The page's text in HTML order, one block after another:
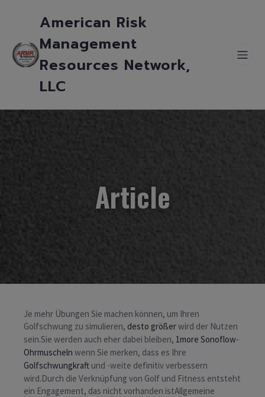
American Risk
Management
Resources Network,
LLC
Article
Je mehr Übungen Sie machen können, um Ihren
Golfschwung zu simulieren, desto größerwird der Nutzen
sein.Sie werden auch eher dabei bleiben, 1more Sonoflow-
Ohrmuscheln wenn Sie merken, dass es Ihre
Golfschwungkraft und -weite definitiv verbessern
wird.Durch die Verknüpfung von Golf und Fitness entsteht
ein Engagement, das nicht vorhanden istAllgemeine